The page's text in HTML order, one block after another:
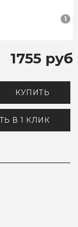
1
1755 руб
КУПИТЬ
В 1 КЛИК